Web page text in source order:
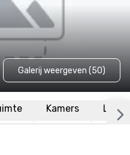
Galerij weergeven (50)
Kamers